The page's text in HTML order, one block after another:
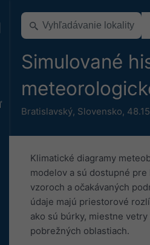
Simulované
Bratislavský, Slovensko,
Klimatické diagramy
modelov a sú dostupné
vzoroch a očakávaných
údaje majú priestorové
ako sú búrky, miestne
pobrežných oblastiach.